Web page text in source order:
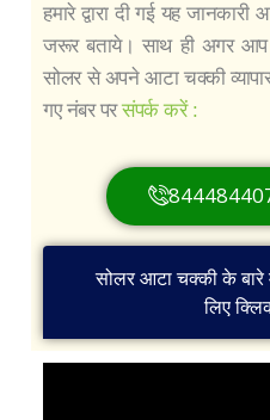
हमारे द्वारा दी गई यह
जरूर बताये। साथ ही अगर आप
सोलर से अपने आटा चक्की
गए नंबर परसंपर्क करें :
सोलर आटा चक्की के
लिए